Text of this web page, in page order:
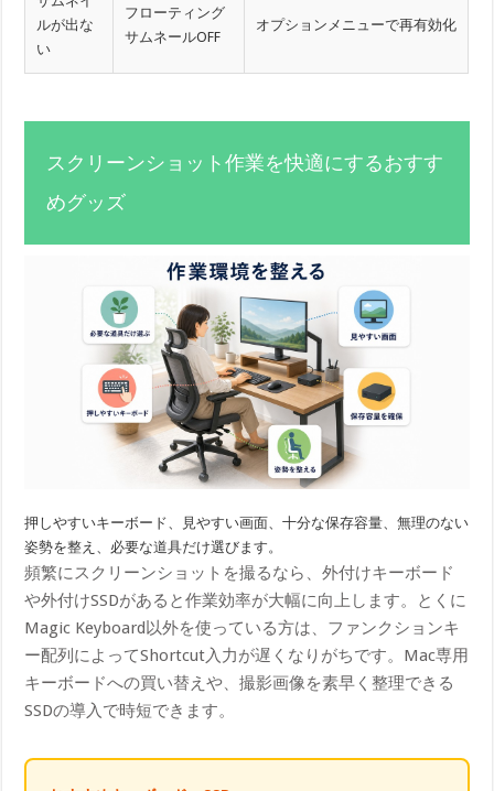
ルが出な
い
フローティング
サムネールOFF
オプションメニューで再有効化
スクリーンショット作業を快適にするおすす
めグッズ
押しやすいキーボード、見やすい画面、十分な保存容量、無理のない
姿勢を整え、必要な道具だけ選びます。
頻繁にスクリーンショットを撮るなら、外付けキーボード
や外付けSSDがあると作業効率が大幅に向上します。とくに
Magic Keyboard以外を使っている方は、ファンクションキ
ー配列によってShortcut入力が遅くなりがちです。Mac専用
キーボードへの買い替えや、撮影画像を素早く整理できる
SSDの導入で時短できます。